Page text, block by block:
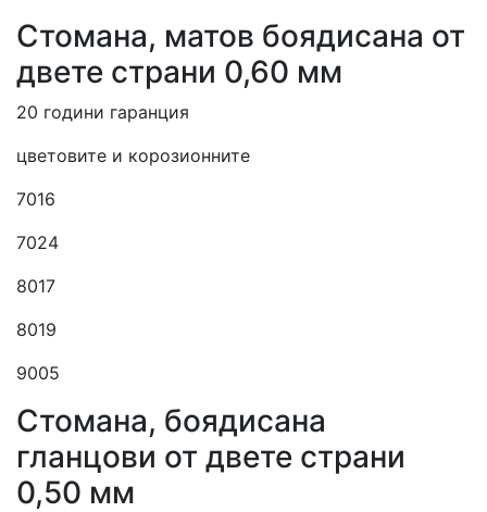
Cтомана, матов боядисана от
двете страни 0,60 мм
20 години гаранция
цветовите и корозионните
7016
7024
8017
8019
9005
Cтомана, боядисана
гланцови от двете страни
0,50 мм